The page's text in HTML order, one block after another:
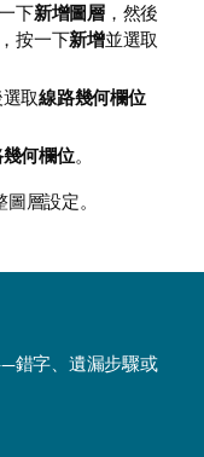
下新增圖層，然後
按一下新增並選取
取線路幾何欄位
何欄位。
層設定。
錯字、遺漏步驟或